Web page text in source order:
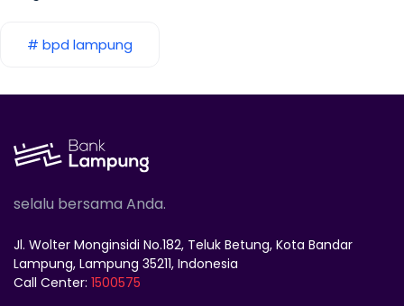
# bpd lampung
selalu bersama Anda.
Jl. Wolter Monginsidi No.182, Teluk Betung, Kota Bandar
Lampung, Lampung 35211, Indonesia
Call Center: 1500575